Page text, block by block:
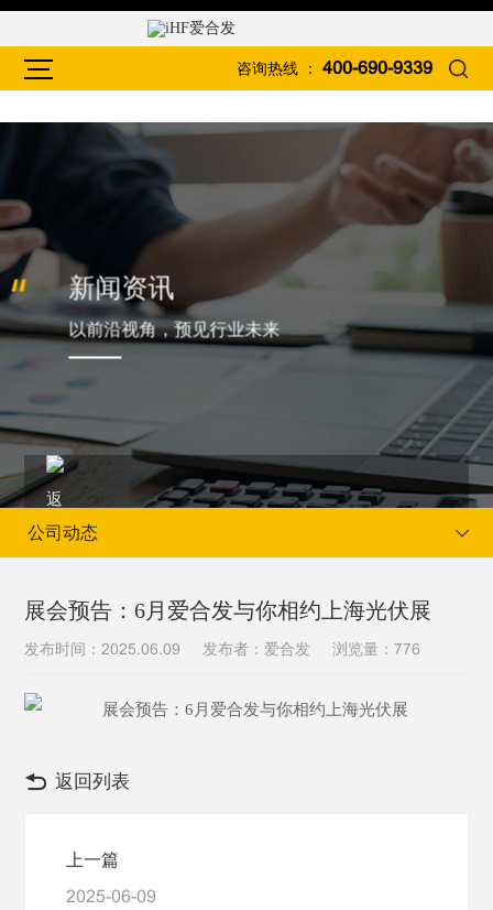
咨询热线 ： 400-690-9339
新闻资讯
以前沿视角，预见行业未来
当前位置：首页 新闻资讯 公司动态
公司动态
展会预告：6月爱合发与你相约上海光伏展
发布时间：2025.06.09 发布者：爱合发 浏览量：776
返回列表
上一篇
2025-06-09